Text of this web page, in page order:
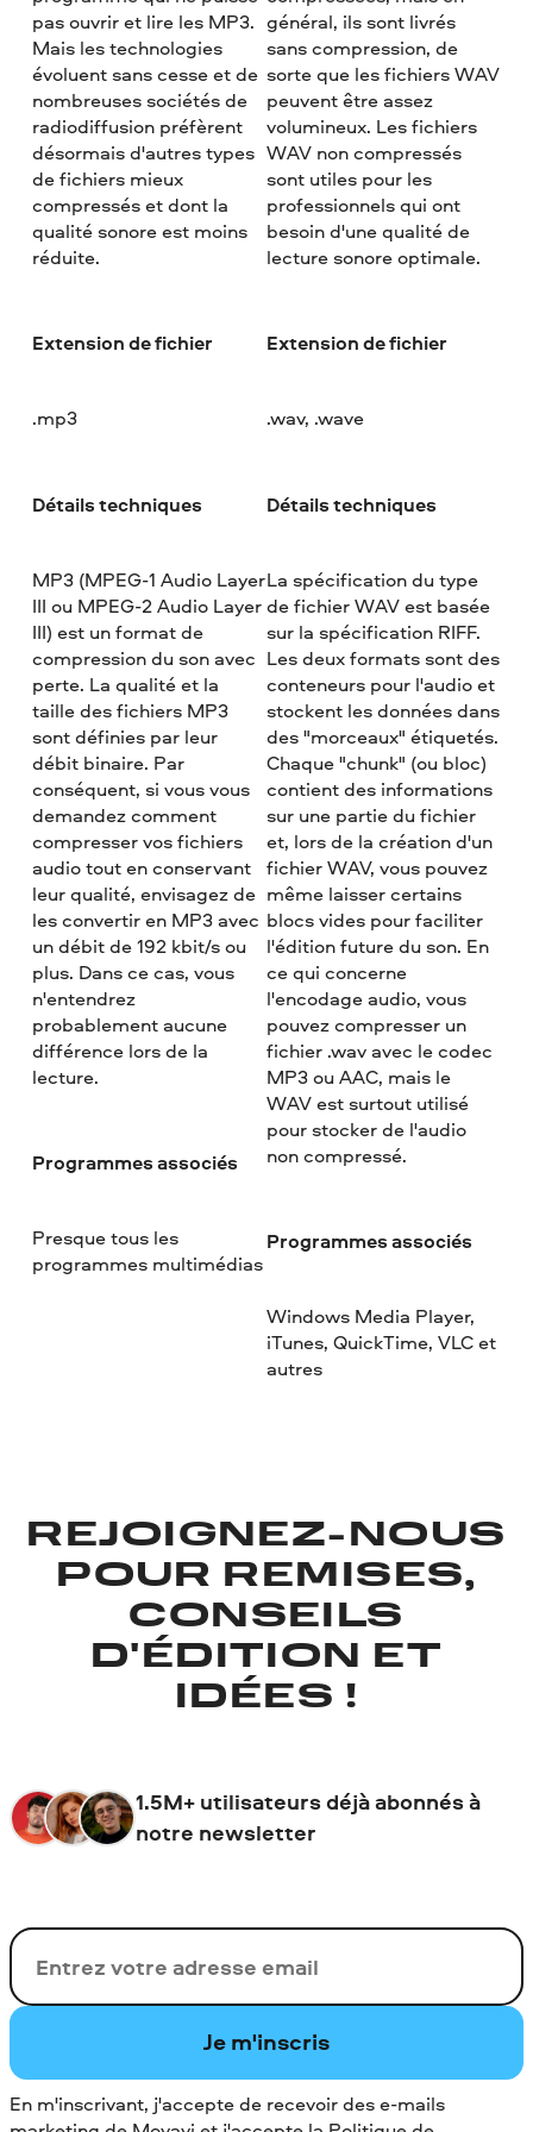
pas ouvrir et lire les MP3.
Mais les technologies
évoluent sans cesse et de
nombreuses sociétés de
radiodiffusion préfèrent
désormais d'autres types
de fichiers mieux
compressés et dont la
qualité sonore est moins
réduite.
Extension de fichier
.mp3
Détails techniques
MP3 (MPEG-1 Audio Layer
III ou MPEG-2 Audio Layer
III) est un format de
compression du son avec
perte. La qualité et la
taille des fichiers MP3
sont définies par leur
débit binaire. Par
conséquent, si vous vous
demandez comment
compresser vos fichiers
audio tout en conservant
leur qualité, envisagez de
les convertir en MP3 avec
un débit de 192 kbit/s ou
plus. Dans ce cas, vous
n'entendrez
probablement aucune
différence lors de la
lecture.
Programmes associés
Presque tous les
programmes multimédias
général, ils sont livrés
sans compression, de
sorte que les fichiers WAV
peuvent être assez
volumineux. Les fichiers
WAV non compressés
sont utiles pour les
professionnels qui ont
besoin d'une qualité de
lecture sonore optimale.
Extension de fichier
.wav, .wave
Détails techniques
La spécification du type
de fichier WAV est basée
sur la spécification RIFF.
Les deux formats sont des
conteneurs pour l'audio et
stockent les données dans
des "morceaux" étiquetés.
Chaque "chunk" (ou bloc)
contient des informations
sur une partie du fichier
et, lors de la création d'un
fichier WAV, vous pouvez
même laisser certains
blocs vides pour faciliter
l'édition future du son. En
ce qui concerne
l'encodage audio, vous
pouvez compresser un
fichier .wav avec le codec
MP3 ou AAC, mais le
WAV est surtout utilisé
pour stocker de l'audio
non compressé.
Programmes associés
Windows Media Player,
iTunes, QuickTime, VLC et
autres
REJOIGNEZ-NOUS
POUR REMISES,
CONSEILS
D'ÉDITION ET
IDÉES !
1.5M+ utilisateurs déjà abonnés à
notre newsletter
Votre adresse de messagerie
Je m'inscris
En m'inscrivant, j'accepte de recevoir des e-mails